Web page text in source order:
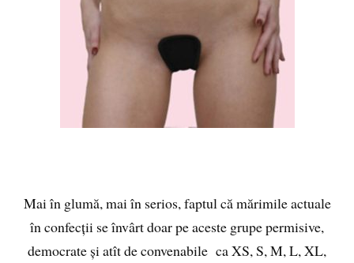
Mai în glumă, mai în serios, faptul că mărimile actuale
în confecții se învârt doar pe aceste grupe permisive,
democrate și atît de convenabile ca XS, S, M, L, XL,